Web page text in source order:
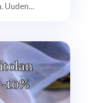
Uuden...